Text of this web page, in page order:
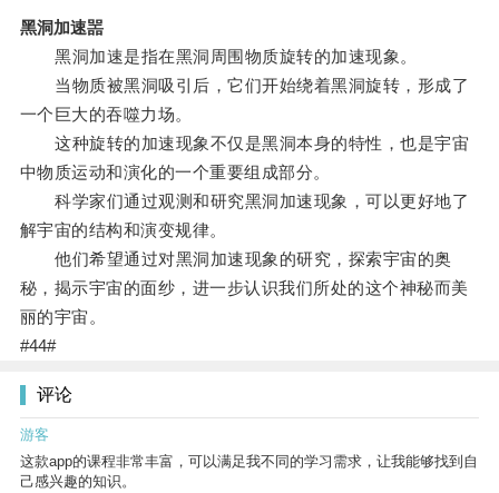
黑洞加速噐
黑洞加速是指在黑洞周围物质旋转的加速现象。
当物质被黑洞吸引后，它们开始绕着黑洞旋转，形成了
一个巨大的吞噬力场。
这种旋转的加速现象不仅是黑洞本身的特性，也是宇宙
中物质运动和演化的一个重要组成部分。
科学家们通过观测和研究黑洞加速现象，可以更好地了
解宇宙的结构和演变规律。
他们希望通过对黑洞加速现象的研究，探索宇宙的奥
秘，揭示宇宙的面纱，进一步认识我们所处的这个神秘而美
丽的宇宙。
#44#
评论
游客
这款app的课程非常丰富，可以满足我不同的学习需求，让我能够找到自
己感兴趣的知识。